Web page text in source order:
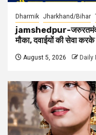
Dharmik Jharkhand/Bihar
jamshedpur-जरुरतमंद
मौका, दवाईयों की सेवा
August 5, 2026 Daily